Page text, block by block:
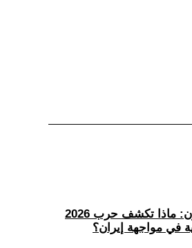
(21) بين الحسم والتوازن: ماذا تكشف حرب 2026
في مواجهة إيران؟